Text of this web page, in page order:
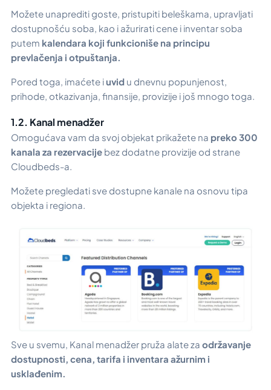
Možete unaprediti goste, pristupiti beleškama, upravljati
dostupnošću soba, kao i ažurirati cene i inventar soba
putem kalendara koji funkcioniše na principu
prevlačenja i otpuštanja.
Pored toga, imaćete iuvid u dnevnu popunjenost,
prihode, otkazivanja, finansije, provizije i još mnogo toga.
1.2. Kanal menadžer
Omogućava vam da svoj objekat prikažete na preko 300
kanala za rezervacije bez dodatne provizije od strane
Cloudbeds-a.
Možete pregledati sve dostupne kanale na osnovu tipa
objekta i regiona.
Sve u svemu, Kanal menadžer pruža alate za održavanje
dostupnosti, cena, tarifa i inventara ažurnim i
usklađenim.